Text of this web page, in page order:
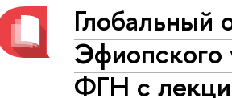
Глобальный
Эфиопского
ФГН с